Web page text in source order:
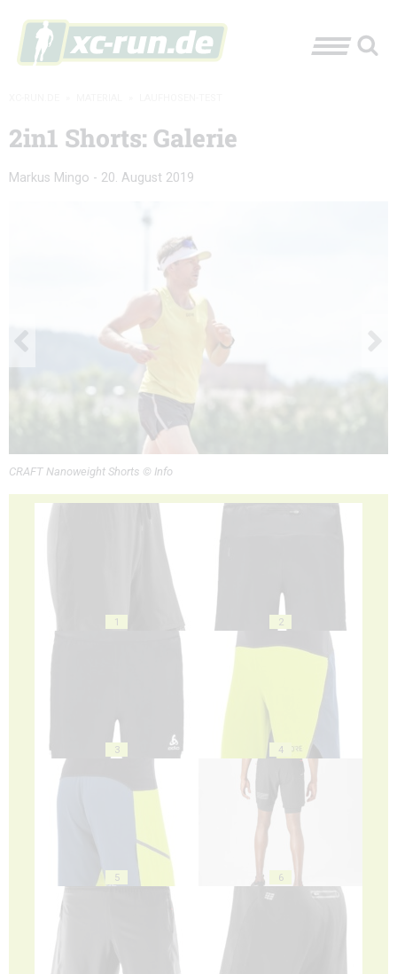
2in1 Shorts: Galerie
Markus Mingo - 20. August 2019
CRAFT Nanoweight Shorts © Info
1 2
3 4
5 6